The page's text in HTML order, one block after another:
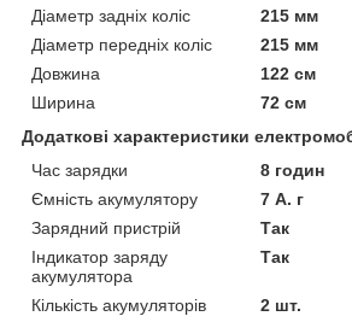
Діаметр задніх коліс
215 мм
Діаметр передніх коліс
215 мм
Довжина
122 см
Ширина
72 см
Додаткові характеристики
Час зарядки
8 годин
Ємність акумулятору
7 А. г
Зарядний пристрій
Так
Індикатор заряду
акумулятора
Так
Кількість акумуляторів
2 шт.